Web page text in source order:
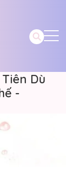
Dù
-